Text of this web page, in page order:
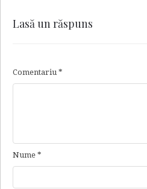
Lasă un răspuns
Comentariu *
Nume *